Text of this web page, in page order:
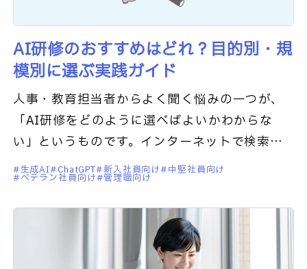
AI研修のおすすめはどれ？目的別・規
模別に選ぶ実践ガイド
人事・教育担当者からよく聞く悩みの一つが、
「AI研修をどのように選べばよいかわからな
い」というものです。インターネットで検索す
ると、法人向けAI研修サービスはいくつもヒッ
トします。しかし、どのAI研修
生成AI ChatGPT 新入社員向け 中堅社員向け
ベテラン社員向け 管理職向け